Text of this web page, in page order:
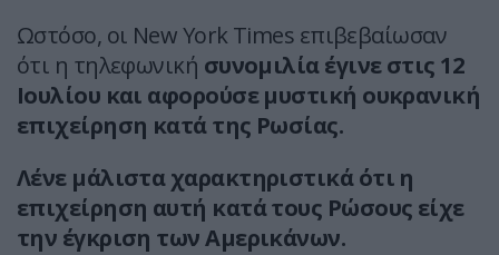
Ωστόσο, οι New York Times επιβεβαίωσαν
ότι η τηλεφωνική συνομιλία έγινε στις 12
Ιουλίου και αφορούσε μυστική ουκρανική
επιχείρηση κατά της Ρωσίας.
Λένε μάλιστα χαρακτηριστικά ότι η
επιχείρηση αυτή κατά τους Ρώσους είχε
την έγκριση των Αμερικάνων.